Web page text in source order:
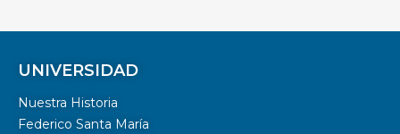
UNIVERSIDAD
Nuestra Historia
Federico Santa María